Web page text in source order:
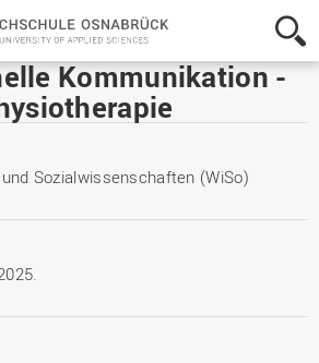
Hochschule
Osnabrück
-
University
Applied
Kommunikation -
Sozialwissenschaften (WiSo)